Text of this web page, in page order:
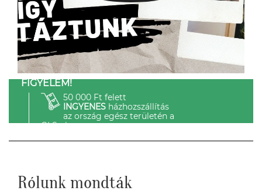
FIGYELEM!
50 000 Ft felett
INGYENESházhozszállítás
az ország egész területén a
GLS-el.
Rólunk mondták